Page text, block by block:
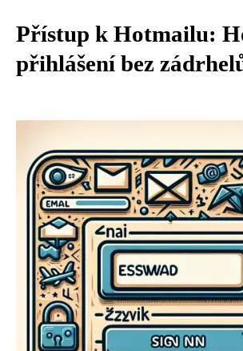
Přístup k Hotmailu:
přihlášení bez